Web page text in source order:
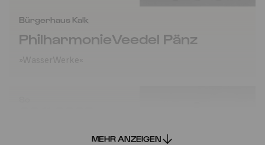
Bürgerhaus Kalk
PhilharmonieVeedel Pänz
MEHR ANZEIGEN